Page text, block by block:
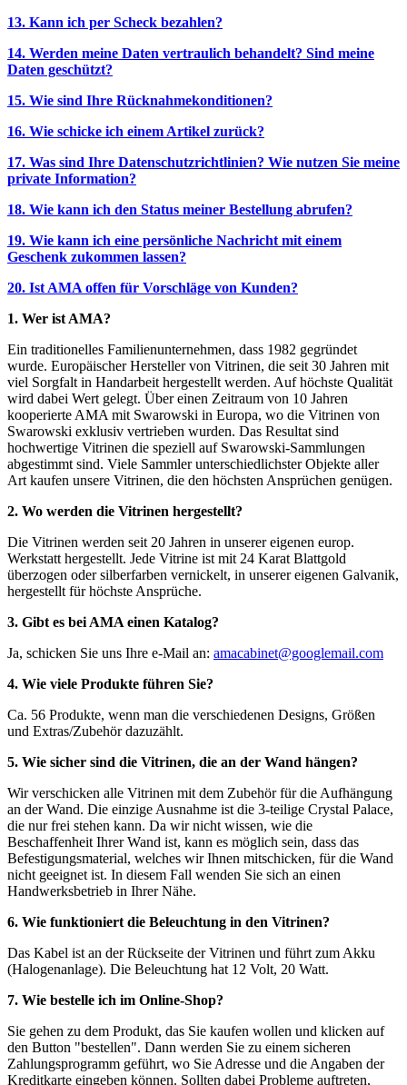
13. Kann ich per Scheck bezahlen?
14. Werden meine Daten vertraulich behandelt? Sind meine
Daten geschützt?
15. Wie sind Ihre Rücknahmekonditionen?
16. Wie schicke ich einem Artikel zurück?
17. Was sind Ihre Datenschutzrichtlinien? Wie nutzen Sie meine
private Information?
18. Wie kann ich den Status meiner Bestellung abrufen?
19. Wie kann ich eine persönliche Nachricht mit einem
Geschenk zukommen lassen?
20. Ist AMA offen für Vorschläge von Kunden?
1. Wer ist AMA?
Ein traditionelles Familienunternehmen, dass 1982 gegründet
wurde. Europäischer Hersteller von Vitrinen, die seit 30 Jahren mit
viel Sorgfalt in Handarbeit hergestellt werden. Auf höchste Qualität
wird dabei Wert gelegt. Über einen Zeitraum von 10 Jahren
kooperierte AMA mit Swarowski in Europa, wo die Vitrinen von
Swarowski exklusiv vertrieben wurden. Das Resultat sind
hochwertige Vitrinen die speziell auf Swarowski-Sammlungen
abgestimmt sind. Viele Sammler unterschiedlichster Objekte aller
Art kaufen unsere Vitrinen, die den höchsten Ansprüchen genügen.
2. Wo werden die Vitrinen hergestellt?
Die Vitrinen werden seit 20 Jahren in unserer eigenen europ.
Werkstatt hergestellt. Jede Vitrine ist mit 24 Karat Blattgold
überzogen oder silberfarben vernickelt, in unserer eigenen Galvanik,
hergestellt für höchste Ansprüche.
3. Gibt es bei AMA einen Katalog?
Ja, schicken Sie uns Ihre e-Mail an: amacabinet@googlemail.com
4. Wie viele Produkte führen Sie?
Ca. 56 Produkte, wenn man die verschiedenen Designs, Größen
und Extras/Zubehör dazuzählt.
5. Wie sicher sind die Vitrinen, die an der Wand hängen?
Wir verschicken alle Vitrinen mit dem Zubehör für die Aufhängung
an der Wand. Die einzige Ausnahme ist die 3-teilige Crystal Palace,
die nur frei stehen kann. Da wir nicht wissen, wie die
Beschaffenheit Ihrer Wand ist, kann es möglich sein, dass das
Befestigungsmaterial, welches wir Ihnen mitschicken, für die Wand
nicht geeignet ist. In diesem Fall wenden Sie sich an einen
Handwerksbetrieb in Ihrer Nähe.
6. Wie funktioniert die Beleuchtung in den Vitrinen?
Das Kabel ist an der Rückseite der Vitrinen und führt zum Akku
(Halogenanlage). Die Beleuchtung hat 12 Volt, 20 Watt.
7. Wie bestelle ich im Online-Shop?
Sie gehen zu dem Produkt, das Sie kaufen wollen und klicken auf
den Button "bestellen". Dann werden Sie zu einem sicheren
Zahlungsprogramm geführt, wo Sie Adresse und die Angaben der
Kreditkarte eingeben können. Sollten dabei Probleme auftreten,